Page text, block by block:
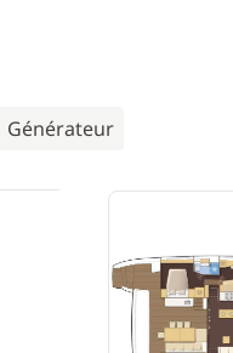
Générateur